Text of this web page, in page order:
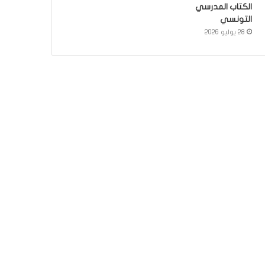
الكتاب المدرسي
التونسي
28 يوليو 2026